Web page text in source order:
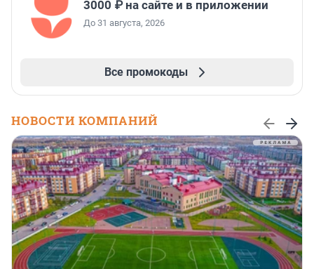
3000 ₽ на сайте и в приложении
До 31 августа, 2026
Все промокоды
НОВОСТИ КОМПАНИЙ